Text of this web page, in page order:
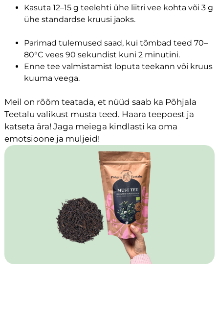
Kasuta 12–15 g teelehti ühe liitri vee kohta või 3 g
ühe standardse kruusi jaoks.
Parimad tulemused saad, kui tõmbad teed 70–
80°C vees 90 sekundist kuni 2 minutini.
Enne tee valmistamist loputa teekann või kruus
kuuma veega.
Meil on rõõm teatada, et nüüd saab ka Põhjala
Teetalu valikust musta teed. Haara teepoest ja
katseta ära! Jaga meiega kindlasti ka oma
emotsioone ja muljeid!